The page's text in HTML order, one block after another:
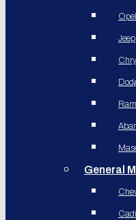
Opel
Jeep
Ram
General